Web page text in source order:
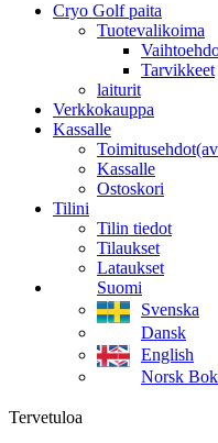
Cryo Golf paita
Tuotevalikoima
Tarvikkeet
laiturit
Verkkokauppa
Kassalle
Toimitusehdot
Kassalle
Ostoskori
Tilini
Tilin tiedot
Tilaukset
Lataukset
Suomi
Svenska
Dansk
English
Norsk
Tervetuloa